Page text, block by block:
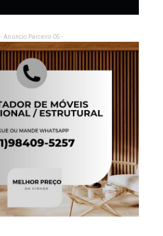
- Anúncio Parceiro 05 -